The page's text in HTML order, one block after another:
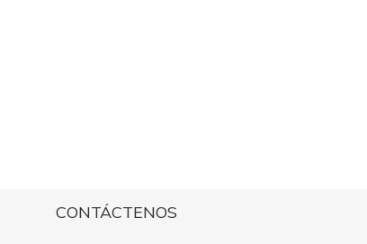
CONTÁCTENOS